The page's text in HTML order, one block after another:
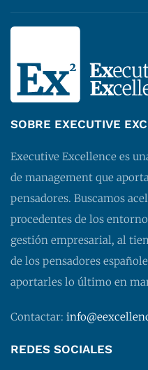
SOBRE EXECUTIVE
Executive Excellence es
de management que
pensadores. Buscamos
procedentes de los
gestión empresarial, al
de los pensadores
aportarles lo último en
Contactar:
REDES SOCIALES